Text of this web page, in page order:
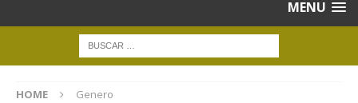
MENU
HOME Genero